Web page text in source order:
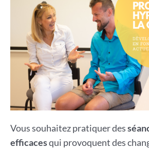
Vous souhaitez pratiquer des
efficacesqui provoquent des